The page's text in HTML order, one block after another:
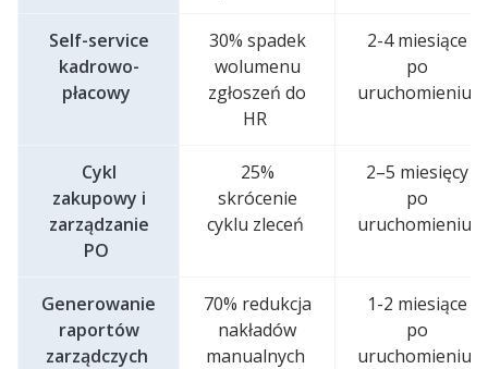
Self-service
kadrowo-
płacowy
30% spadek
wolumenu
zgłoszeń do
HR
2-4 miesiące
po
uruchomieniu
Cykl
zakupowy i
zarządzanie
PO
25%
skrócenie
cyklu zleceń
2–5 miesięcy
po
uruchomieniu
Generowanie
raportów
zarządczych
70% redukcja
nakładów
manualnych
1-2 miesiące
po
uruchomieniu